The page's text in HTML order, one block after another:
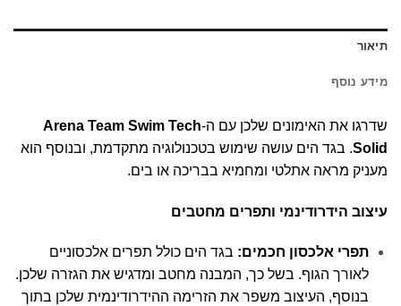
תיאור
מידע נוסף
שדרגו את האימונים שלכן עם ה-Arena Team Swim Tech
Solid. בגד הים עושה שימוש בטכנולוגיה מתקדמת, ובנוסף הוא
מעניק מראה אתלטי ומחמיא בבריכה או בים.
עיצוב הידרודינמי ותפרים מחטבים
תפרי אלכסון חכמים: בגד הים כולל תפרים אלכסוניים
לאורך הגוף. בשל כך, המבנה מחטב ומדגיש את הגזרה שלכן.
בנוסף, העיצוב משפר את הזרימה ההידרודינמית שלכן בתוך